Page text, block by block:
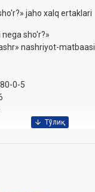
jaho xalq ertaklari
sho'r?»
nashriyot-matbaasi
0-5